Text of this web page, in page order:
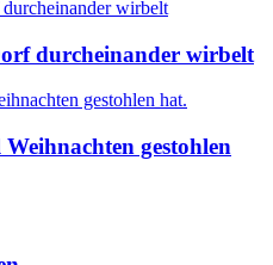
durcheinander wirbelt
gestohlen